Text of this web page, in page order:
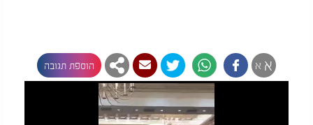
א א הוספת תגובה